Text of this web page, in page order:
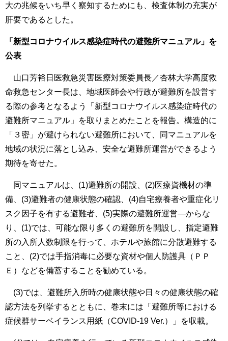
大の兆候をいち早く察知するためにも、検査体制の充実が
肝要であるとした。
「新型コロナウイルス感染症時代の避難所マニュアル」を
公表
山口芳裕日医救急災害医療対策委員長／杏林大学高度救
命救急センター長は、地域医師会や行政が避難所を設営す
る際の参考となるよう「新型コロナウイルス感染症時代の
避難所マニュアル」を取りまとめたことを報告。構造的に
「３密」が避けられない避難所において、同マニュアルを
地域の状況に落とし込み、安全な避難所運営ができるよう
期待を寄せた。
同マニュアルは、(1)避難所の開設、(2)医療資機材の準
備、(3)避難者の健康状態の確認、(4)自宅療養者や重症化リ
スク因子を有する避難者、(5)実際の避難所運営―からな
り、(1)では、可能な限り多くの避難所を開設し、指定避難
所の入所人数制限を行って、ホテルや旅館に分散避難する
こと、(2)では手指消毒に必要な資材や個人防護具（ＰＰ
Ｅ）などを備蓄することを勧めている。
(3)では、避難所入所時の健康状態や日々の健康状態の確
認方法を列挙するとともに、巻末には「避難所等における
症候群サーベイランス用紙（COVID-19 Ver.）」を収載。